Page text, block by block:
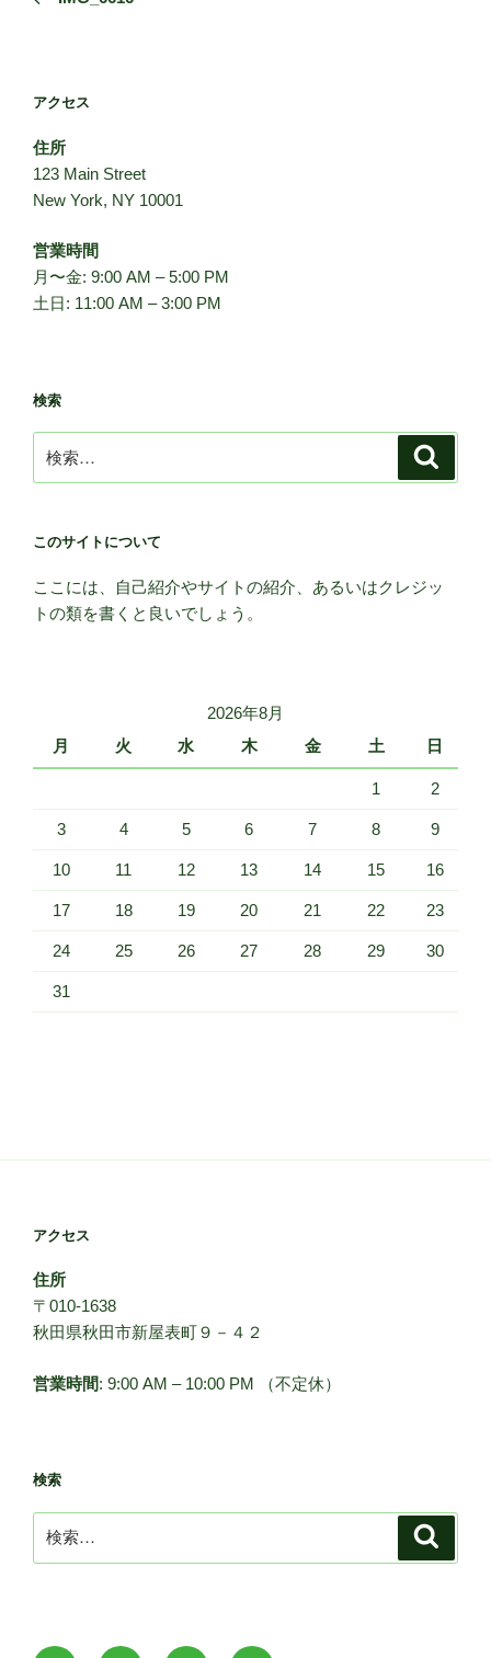
ナ
ー
シ
ョ
ン
アクセス
住所
123 Main Street
New York, NY 10001
営業時間
月〜金: 9:00 AM – 5:00 PM
土日: 11:00 AM – 3:00 PM
検索
索:
このサイトについて
ここには、自己紹介やサイトの紹介、あるいはクレジッ
トの類を書くと良いでしょう。
2026年8月
月
火 水 木 金 土 日
1 2
3 4 5 6 7 8 9
10 11 12 13 14 15 16
17 18 19 20 21 22 23
24 25 26 27 28 29 30
31
アクセス
住所
〒010-1638
秋田県秋田市新屋表町９－４２
営業時間: 9:00 AM – 10:00 PM （不定休）
検索
索: